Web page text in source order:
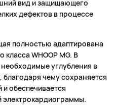
вид и защищающего
дефектов в процессе
полностью адаптирована
WHOOP MG. В
углубления в
чему сохраняется
обеспечивается
электрокардиограммы.